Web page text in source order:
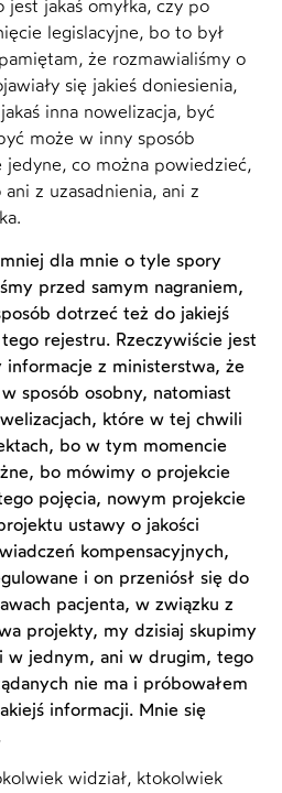
jakaś omyłka, czy po
legislacyjne, bo to był
że rozmawialiśmy o
się jakieś doniesienia,
inna nowelizacja, być
może w inny sposób
jedyne, co można powiedzieć,
z uzasadnienia, ani z
dla mnie o tyle spory
przed samym nagraniem,
dotrzeć też do jakiejś
rejestru. Rzeczywiście jest
informacje z ministerstwa, że
sposób osobny, natomiast
które w tej chwili
bo w tym momencie
bo mówimy o projekcie
pojęcia, nowym projekcie
ustawy o jakości
kompensacyjnych,
i on przeniósł się do
pacjenta, w związku z
projekty, my dzisiaj skupimy
w jednym, ani w drugim, tego
nie ma i próbowałem
informacji. Mnie się
widział, ktokolwiek